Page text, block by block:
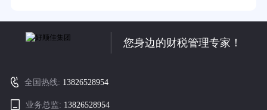
您身边的财税管理专家！
全国热线: 13826528954
业务总监: 13826528954